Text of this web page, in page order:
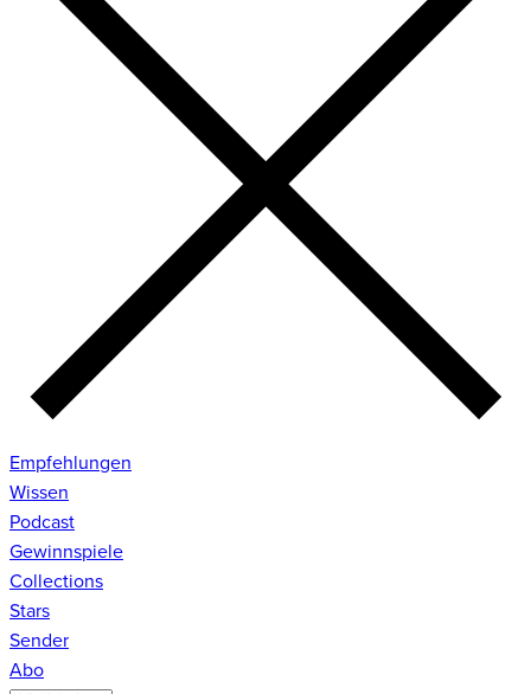
Empfehlungen
Wissen
Podcast
Gewinnspiele
Collections
Stars
Sender
Abo